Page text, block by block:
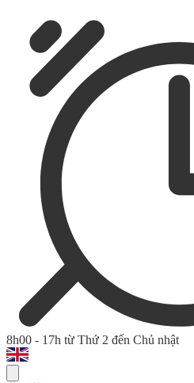
8h00 - 17h từ Thứ 2 đến Chủ nhật